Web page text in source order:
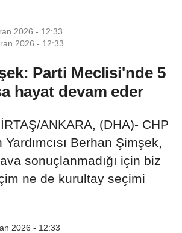
2026 - 12:33
2026 - 12:33
Parti Meclisi'nde 5
hayat devam eder
ANKARA, (DHA)- CHP
Berhan Şimşek,
sonuçlanmadığı için biz
ne de kurultay seçimi
2026 - 12:33